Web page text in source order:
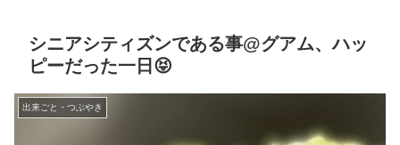
シニアシティズンである事@グアム、ハッ
ピーだった一日😝
出来ごと・つぶやき